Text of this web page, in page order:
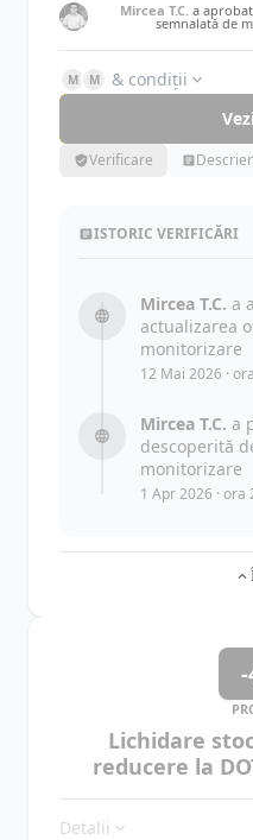
Mircea T.C.a aprobat
semnalată de
M M
& condiții
Verificare
ISTORIC VERIFICĂRI
Mircea T.C. a
actualizarea
monitorizare
12 Mai 2026 ·
Mircea T.C. a
descoperită
monitorizare
1 Apr 2026 · ora
-
Lichidare
reducere la
Detalii